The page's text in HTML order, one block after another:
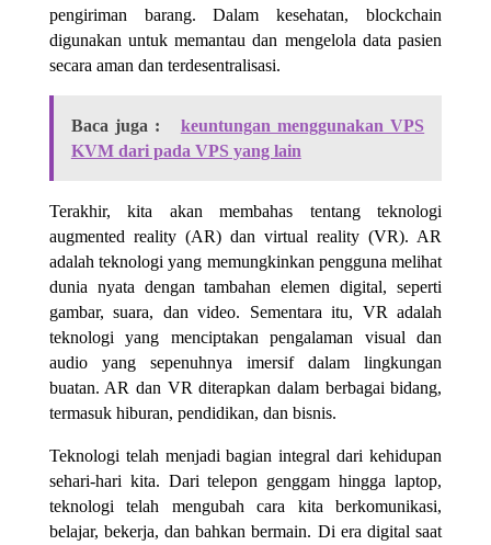
pengiriman barang. Dalam kesehatan, blockchain
digunakan untuk memantau dan mengelola data pasien
secara aman dan terdesentralisasi.
Baca juga :
keuntungan menggunakan VPS
KVM dari pada VPS yang lain
Terakhir, kita akan membahas tentang teknologi
augmented reality (AR) dan virtual reality (VR). AR
adalah teknologi yang memungkinkan pengguna melihat
dunia nyata dengan tambahan elemen digital, seperti
gambar, suara, dan video. Sementara itu, VR adalah
teknologi yang menciptakan pengalaman visual dan
audio yang sepenuhnya imersif dalam lingkungan
buatan. AR dan VR diterapkan dalam berbagai bidang,
termasuk hiburan, pendidikan, dan bisnis.
Teknologi telah menjadi bagian integral dari kehidupan
sehari-hari kita. Dari telepon genggam hingga laptop,
teknologi telah mengubah cara kita berkomunikasi,
belajar, bekerja, dan bahkan bermain. Di era digital saat